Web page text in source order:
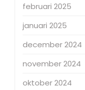
februari 2025
januari 2025
december 2024
november 2024
oktober 2024